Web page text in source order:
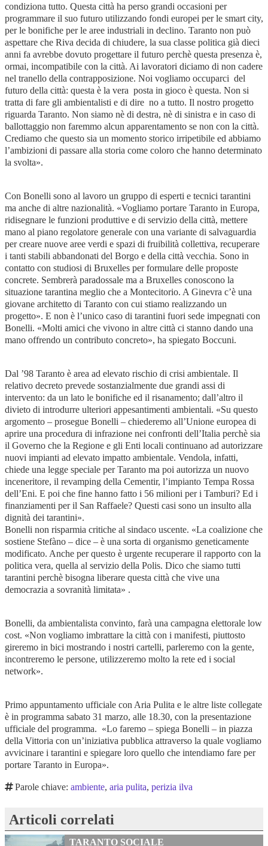
condiziona tutto. Questa città ha perso grandi occasioni per
programmare il suo futuro utilizzando fondi europei per le smart city,
per le bonifiche per le aree industriali in declino. Taranto non può
aspettare che Riva decida di chiudere, la sua classe politica già dieci
anni fa avrebbe dovuto progettare il futuro perchè questa presenza è,
ormai, incompatibile con la città. Ai lavoratori diciamo di non cadere
nel tranello della contrapposizione. Noi vogliamo occuparci del
futuro della città: questa è la vera posta in gioco è questa. Non si
tratta di fare gli ambientalisti e di dire no a tutto. Il nostro progetto
riguarda Taranto. Non siamo nè di destra, nè di sinistra e in caso di
ballottaggio non faremmo alcun apparentamento se non con la città.
Crediamo che questo sia un momento storico irripetibile ed abbiamo
l’ambizioni di passare alla storia come coloro che hanno determinato
la svolta».
Con Bonelli sono al lavoro un gruppo di esperti e tecnici tarantini
ma anche di altre nazionalità. «Vogliamo portare Taranto in Europa,
ridisegnare le funzioni produttive e di servizio della città, mettere
mano al piano regolatore generale con una variante di salvaguardia
per creare nuove aree verdi e spazi di fruibilità collettiva, recuperare
i tanti stabili abbandonati del Borgo e della città vecchia. Sono in
contatto con studiosi di Bruxelles per formulare delle proposte
concrete. Sembrerà paradossale ma a Bruxelles conoscono la
situazione tarantina meglio che a Montecitorio. A Ginevra c’è una
giovane architetto di Taranto con cui stiamo realizzando un
progetto». E non è l’unico caso di tarantini fuori sede impegnati con
Bonelli. «Molti amici che vivono in altre città ci stanno dando una
mano offrendo un contributo concreto», ha spiegato Boccuni.
Dal ’98 Taranto è area ad elevato rischio di crisi ambientale. Il
relativo decreto prevede sostanzialmente due grandi assi di
intervento: da un lato le bonifiche ed il risanamento; dall’altro il
divieto di introdurre ulteriori appesantimenti ambientali. «Su questo
argomento – prosegue Bonelli – chiederemo all’Unione europea di
aprire una procedura di infrazione nei confronti dell’Italia perchè sia
il Governo che la Regione e gli Enti locali continuano ad autorizzare
nuovi impianti ad elevato impatto ambientale. Vendola, infatti,
chiede una legge speciale per Taranto ma poi autorizza un nuovo
inceneritore, il revamping della Cementir, l’impianto Tempa Rossa
dell’Eni. E poi che fine hanno fatto i 56 milioni per i Tamburi? Ed i
finanziamenti per il San Raffaele? Questi casi sono un insulto alla
dignità dei tarantini».
Bonelli non risparmia critiche al sindaco uscente. «La coalizione che
sostiene Stefàno – dice – è una sorta di organismo geneticamente
modificato. Anche per questo è urgente recuperare il rapporto con la
politica vera, quella al servizio della Polis. Dico che siamo tutti
tarantini perchè bisogna liberare questa città che vive una
democrazia a sovranità limitata» .
Bonelli, da ambientalista convinto, farà una campagna elettorale low
cost. «Non vogliamo imbrattare la città con i manifesti, piuttosto
gireremo in bici mostrando i nostri cartelli, parleremo con la gente,
incontreremo le persone, utilizzeremo molto la rete ed i social
network».
Primo appuntamento ufficiale con Aria Pulita e le altre liste collegate
è in programma sabato 31 marzo, alle 18.30, con la presentazione
ufficiale del programma. «Lo faremo – spiega Bonelli – in piazza
della Vittoria con un’iniziativa pubblica attraverso la quale vogliamo
avvicinare i tarantini e spiegare loro quello che intendiamo fare per
portare Taranto in Europa».
Parole chiave:ambiente,aria pulita,perizia ilva
Articoli correlati
TARANTO SOCIALE